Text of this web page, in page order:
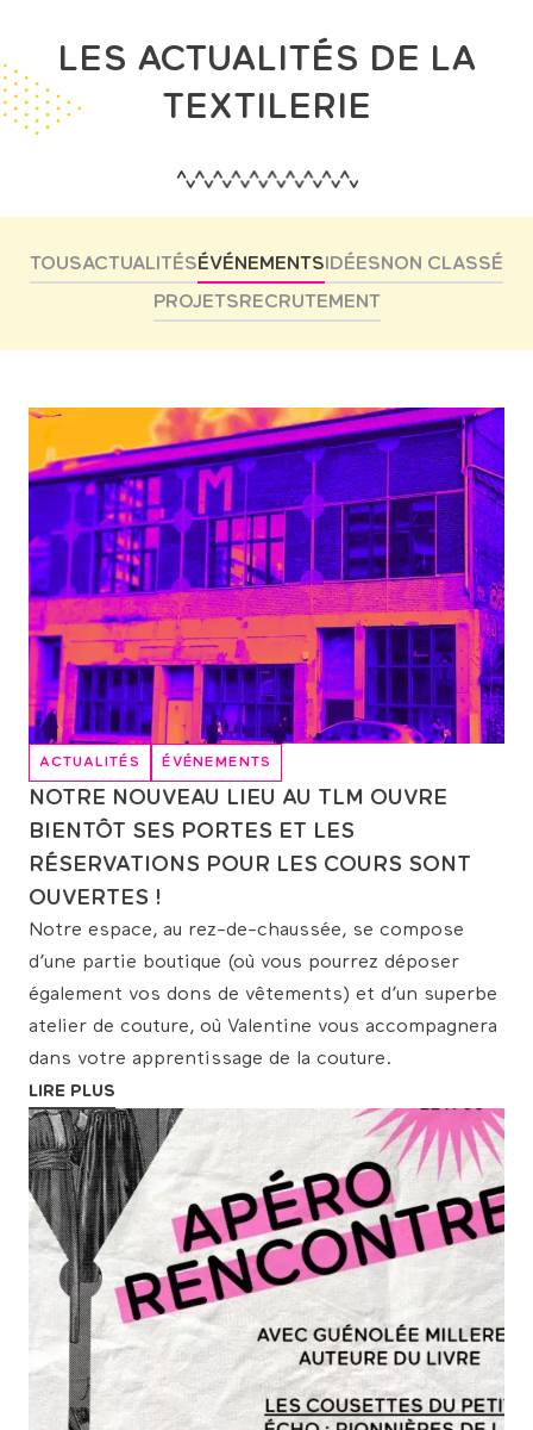
LES ACTUALITÉS DE LA
TEXTILERIE
TOUSACTUALITÉSÉVÉNEMENTS IDÉESNON CLASSÉ
PROJETSRECRUTEMENT
ACTUALITÉS ÉVÉNEMENTS
NOTRE NOUVEAU LIEU AU TLM OUVRE
BIENTÔT SES PORTES ET LES
RÉSERVATIONS POUR LES COURS SONT
OUVERTES !
Notre espace, au rez-de-chaussée, se compose
d’une partie boutique (où vous pourrez déposer
également vos dons de vêtements) et d’un superbe
atelier de couture, où Valentine vous accompagnera
dans votre apprentissage de la couture.
LIRE PLUS